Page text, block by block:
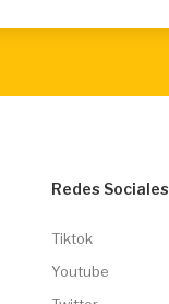
Redes Sociales
Tiktok
Youtube